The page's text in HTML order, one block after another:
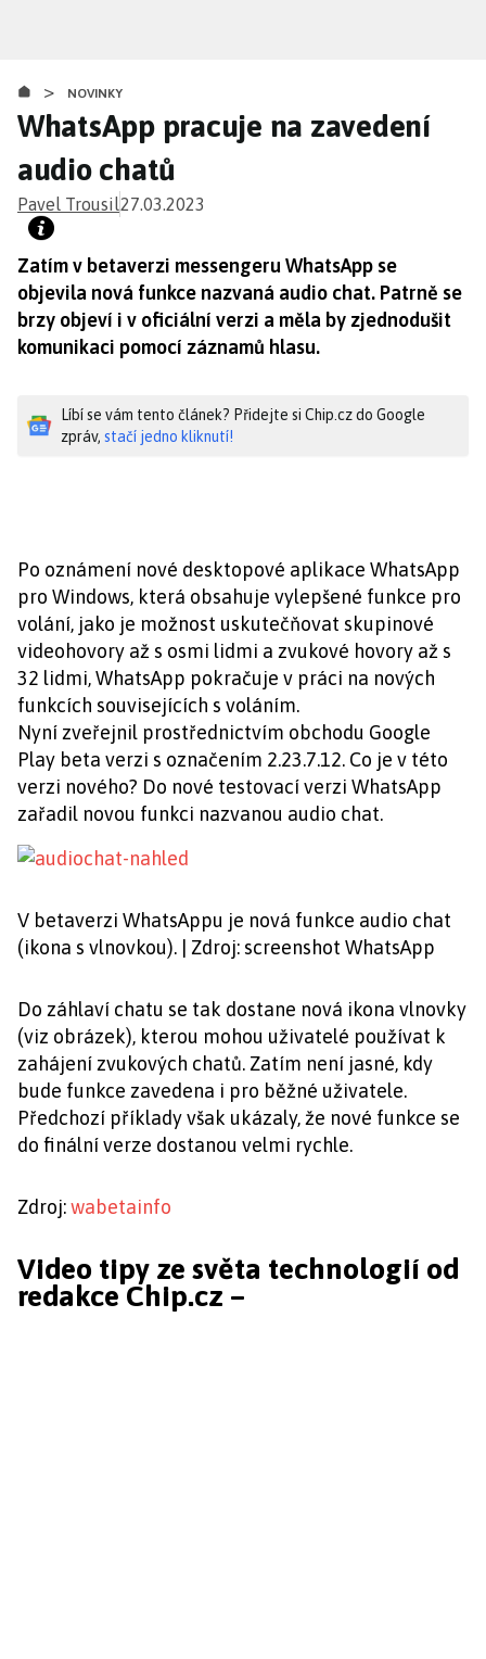
obsahu
> NOVINKY
WhatsApp pracuje na zavedení
audio chatů
Pavel Trousil27.03.2023
Zatím v betaverzi messengeru WhatsApp se
objevila nová funkce nazvaná audio chat. Patrně se
brzy objeví i v oficiální verzi a měla by zjednodušit
komunikaci pomocí záznamů hlasu.
Líbí se vám tento článek? Přidejte si Chip.cz do Google
zpráv, stačí jedno kliknutí!
Po oznámení nové desktopové aplikace WhatsApp
pro Windows, která obsahuje vylepšené funkce pro
volání, jako je možnost uskutečňovat skupinové
videohovory až s osmi lidmi a zvukové hovory až s
32 lidmi, WhatsApp pokračuje v práci na nových
funkcích souvisejících s voláním.
Nyní zveřejnil prostřednictvím obchodu Google
Play beta verzi s označením 2.23.7.12. Co je v této
verzi nového? Do nové testovací verzi WhatsApp
zařadil novou funkci nazvanou audio chat.
V betaverzi WhatsAppu je nová funkce audio chat
(ikona s vlnovkou). | Zdroj: screenshot WhatsApp
Do záhlaví chatu se tak dostane nová ikona vlnovky
(viz obrázek), kterou mohou uživatelé používat k
zahájení zvukových chatů. Zatím není jasné, kdy
bude funkce zavedena i pro běžné uživatele.
Předchozí příklady však ukázaly, že nové funkce se
do finální verze dostanou velmi rychle.
Zdroj:wabetainfo
Video tipy ze světa technologií od
redakce Chip.cz –